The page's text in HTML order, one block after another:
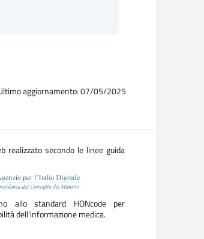
aggiornamento: 07/05/2025
realizzato secondo le linee guida
allo standard HONcode per
dell'informazione medica.